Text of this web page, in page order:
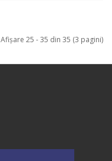
Afişare 25 - 35 din 35 (3 pagini)